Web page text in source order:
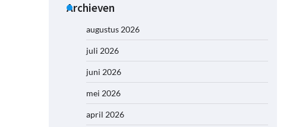
Archieven
augustus 2026
juli 2026
juni 2026
mei 2026
april 2026